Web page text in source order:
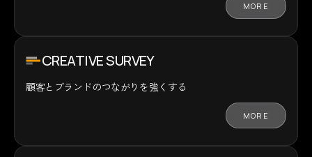
MORE
CREATIVE SURVEY
顧客とブランドのつながりを強くする
MORE